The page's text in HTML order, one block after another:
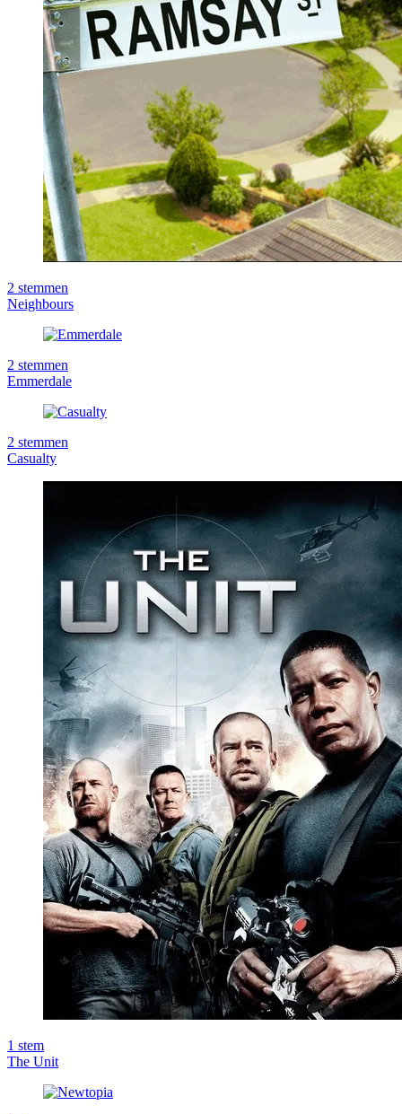
2 stemmen
Neighbours
2 stemmen
Emmerdale
2 stemmen
Casualty
1 stem
The Unit